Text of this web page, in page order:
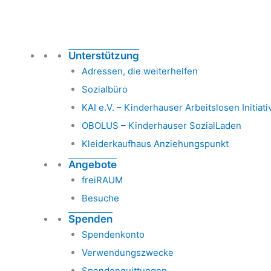
Unterstützung
Adressen, die weiterhelfen
Sozialbüro
KAI e.V. – Kinderhauser Arbeitslosen
OBOLUS – Kinderhauser SozialLaden
Kleiderkaufhaus Anziehungspunkt
Angebote
freiRAUM
Besuche
Spenden
Spendenkonto
Verwendungszwecke